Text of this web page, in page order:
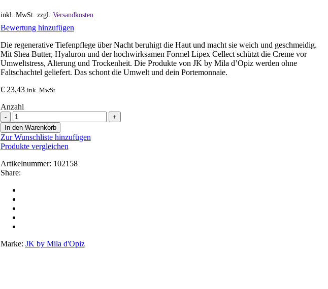
inkl. MwSt. zzgl. Versandkosten
Bewertung hinzufügen
Die regenerative Tiefenpflege über Nacht beruhigt die Haut und macht sie weich und geschmeidig.
Mit Shea Butter, Hyaluron und der hochwirksamen Formel Lipex Cellect schützt die Creme vor
Umweltstress, Alterung und Trockenheit. Die Produkte von JK by Mila d’Opiz werden ohne
Faltschachtel geliefert. Das schont die Umwelt und dein Portemonnaie.
€23,43 ink. MwSt
Anzahl
Rich
Cream
Anzahl
In den Warenkorb
Zur Wunschliste hinzufügen
Produkte vergleichen
Artikelnummer: 102158
Share:
Marke: JK by Mila d'Opiz